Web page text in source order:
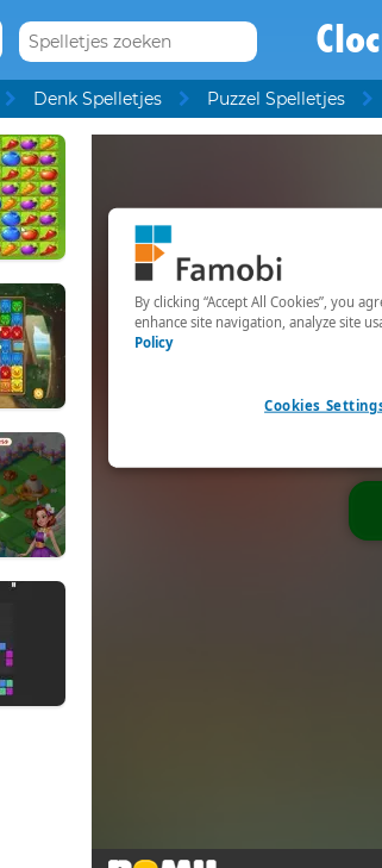
Denk Spelletjes Puzzel Spelletjes